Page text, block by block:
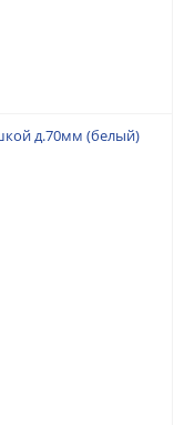
д.70мм (белый)